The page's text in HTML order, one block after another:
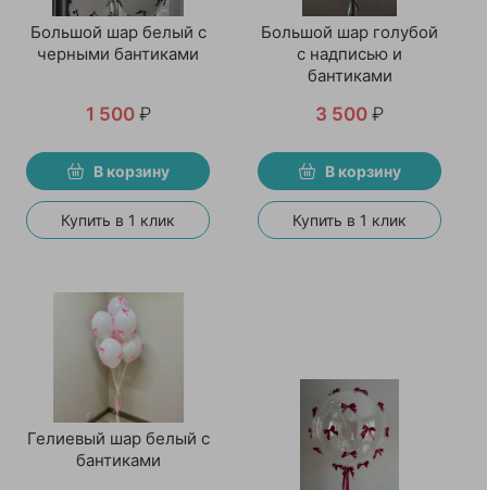
Большой шар белый с
черными бантиками
1 500 ₽
В корзину
Купить в 1 клик
Большой шар голубой
с надписью и
бантиками
3 500 ₽
В корзину
Купить в 1 клик
Гелиевый шар белый с
бантиками